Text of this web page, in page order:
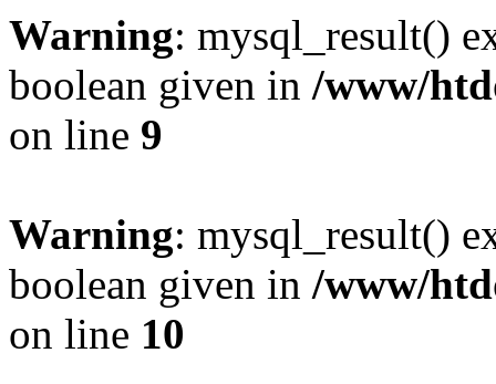
Warning: mysql_result()
boolean given in /www/
on line 9
Warning: mysql_result()
boolean given in /www/
on line 10